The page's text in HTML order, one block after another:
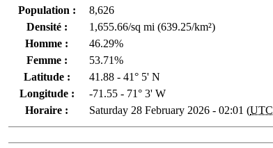
Population :
8,626
Densité :
1,655.66/sq mi (639.25/km²)
Homme :
46.29%
Femme :
53.71%
Latitude :
41.88 - 41° 5' N
Longitude :
-71.55 - 71° 3' W
Horaire :
Saturday 28 February 2026 - 02:01 (UTC